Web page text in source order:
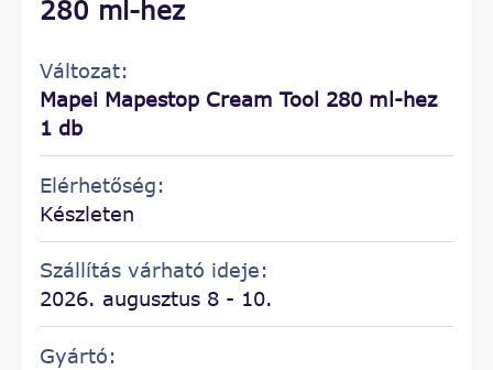
280 ml-hez
Változat:
Mapei Mapestop Cream Tool 280 ml-hez
1 db
Elérhetőség:
Készleten
Szállítás várható ideje:
2026. augusztus 8 - 10.
Gyártó: